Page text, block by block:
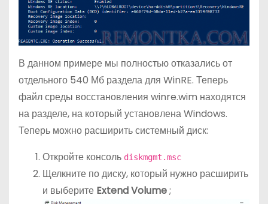
В данном примере мы полностью отказались от
отдельного 540 Мб раздела для WinRE. Теперь
файл среды восстановления winre.wim находятся
на разделе, на который установлена Windows.
Теперь можно расширить системный диск:
Откройте консоль diskmgmt.msc
Щелкните по диску, который нужно расширить
и выберите Extend Volume;